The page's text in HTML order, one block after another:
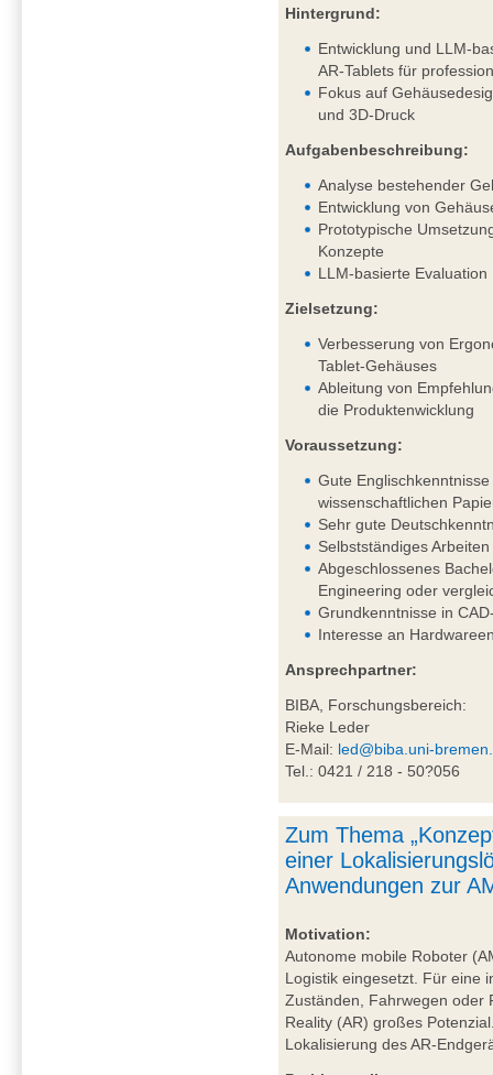
Hintergrund:
Entwicklung und LLM-
AR-Tablets für
Fokus auf
und 3D-Druck
Aufgabenbeschreibung:
Analyse bestehender
Entwicklung von
Prototypische
Konzepte
LLM-basierte Evaluation
Zielsetzung:
Verbesserung von
Tablet-Gehäuses
Ableitung von
die Produktenwicklung
Voraussetzung:
Gute
wissenschaftlichen
Sehr gute
Selbstständiges
Abgeschlossenes
Engineering oder
Grundkenntnisse in
Interesse an
Ansprechpartner:
BIBA, Forschungsbereich:
Rieke Leder
E-Mail: led@biba.uni-
Tel.: 0421 / 218 - 50?056
Zum Thema
einer
Anwendungen zur
Motivation:
Autonome mobile Roboter
Logistik eingesetzt. Für eine
Zuständen, Fahrwegen oder
Reality (AR) großes
Lokalisierung des AR-